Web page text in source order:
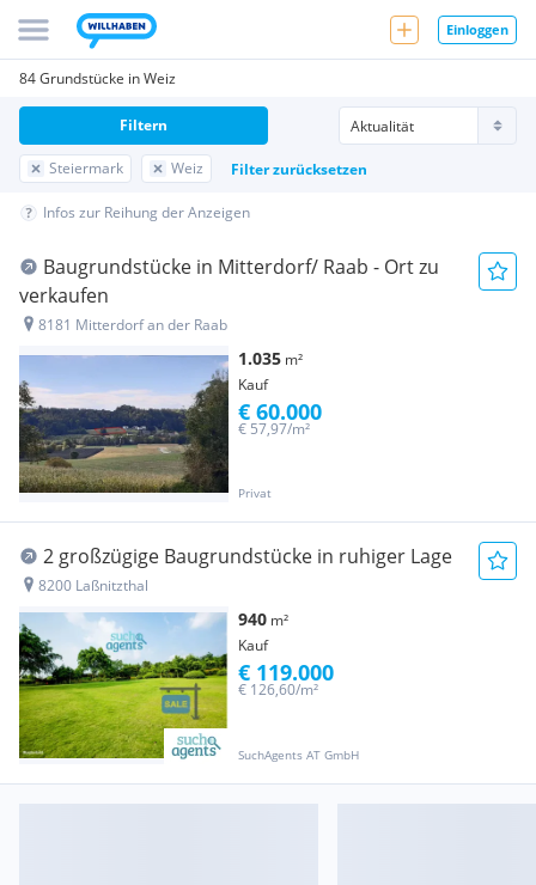
Einloggen
84 Grundstücke in Weiz
Steiermark Weiz Filter zurücksetzen
Filtern
Infos zur Reihung der Anzeigen
Baugrundstücke in Mitterdorf/ Raab - Ort zu
verkaufen
8181 Mitterdorf an der Raab
1.035 m²
Kauf
Privat
€ 57,97/m²
€ 60.000
2 großzügige Baugrundstücke in ruhiger Lage
8200 Laßnitzthal
940 m²
Kauf
SuchAgents AT GmbH
€ 126,60/m²
€ 119.000